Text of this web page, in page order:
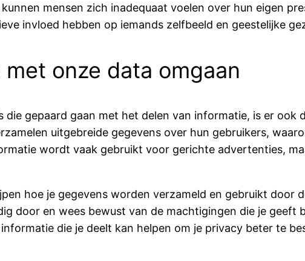
mensen zich inadequaat voelen over hun eigen
invloed hebben op iemands zelfbeeld en geestelijke
onze data omgaan
die gepaard gaan met het delen van informatie, is er
uitgebreide gegevens over hun gebruikers,
wordt vaak gebruikt voor gerichte advertenties,
hoe je gegevens worden verzameld en gebruikt door
door en wees bewust van de machtigingen die je
die je deelt kan helpen om je privacy beter te